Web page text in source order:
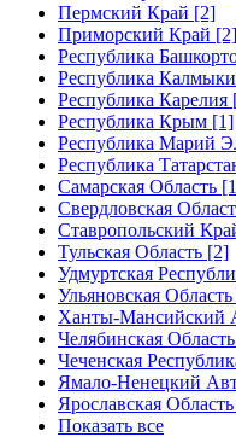
Пермский Край [2]
Приморский Край [2]
Республика
Республика
Республика Карелия
Республика Крым [1]
Республика Марий
Республика
Самарская Область
Свердловская
Ставропольский
Тульская Область [2]
Удмуртская
Ульяновская
Ханты-Мансийский
Челябинская
Чеченская
Ямало-Ненецкий
Ярославская
Показать все